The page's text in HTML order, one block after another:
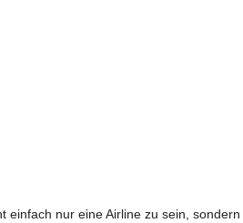
einfach nur eine Airline zu sein, sondern